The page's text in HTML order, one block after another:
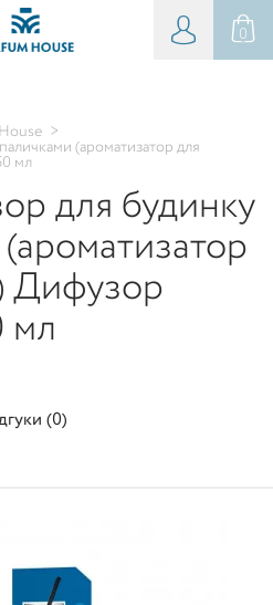
0
>
(ароматизатор для
мл
для будинку
Дифузор
мл
(0)